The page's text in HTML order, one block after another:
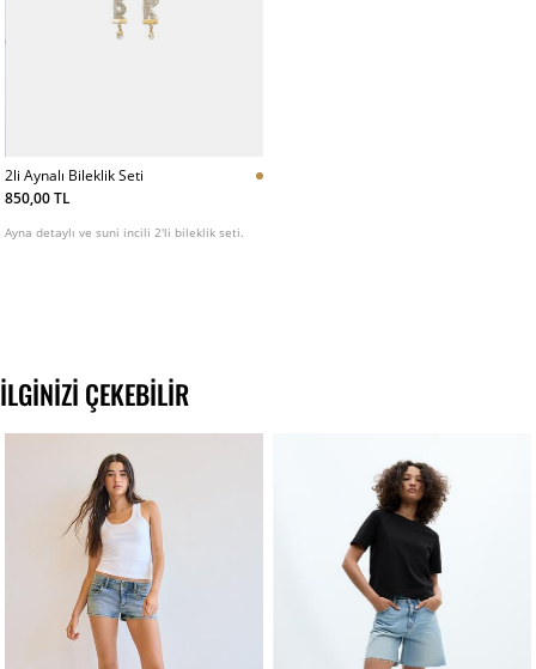
2li Aynalı Bileklik Seti
850,00 TL
Ayna detaylı ve suni incili 2'li bileklik seti.
İLGINIZI ÇEKEBILIR